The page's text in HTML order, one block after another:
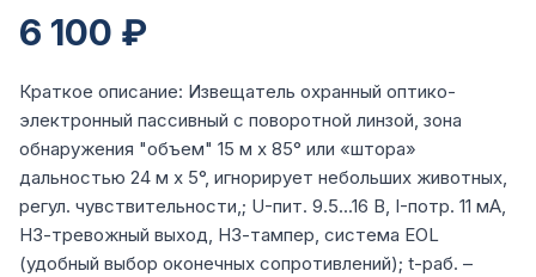
6 100 ₽
Краткое описание: Извещатель охранный оптико-
электронный пассивный с поворотной линзой, зона
обнаружения "объем" 15 м х 85° или «штора»
дальностью 24 м х 5°, игнорирует небольших животных,
регул. чувствительности,; U-пит. 9.5...16 В, I-потр. 11 мА,
НЗ-тревожный выход, НЗ-тампер, система EOL
(удобный выбор оконечных сопротивлений); t-раб. –